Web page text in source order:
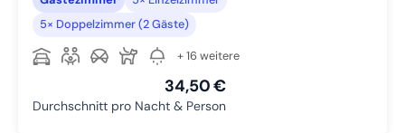
5× Doppelzimmer (2 Gäste)
+ 16 weitere
34,50 €
Durchschnitt pro Nacht & Person